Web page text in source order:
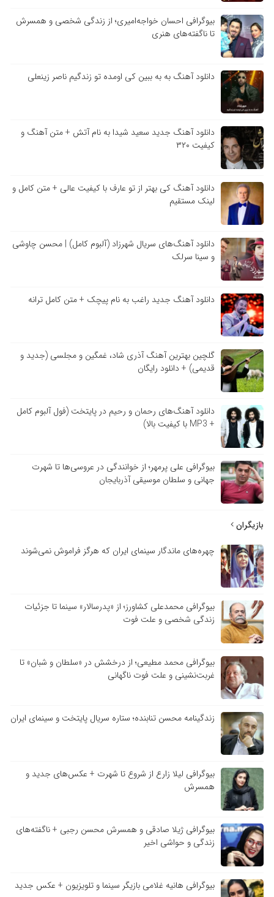
بیوگرافی احسان خواجه‌امیری؛ از زندگی شخصی و همسرش
تا ناگفته‌های هنری
دانلود آهنگ به به ببین کی اومده تو زندگیم ناصر زینعلی
دانلود آهنگ جدید سعید شیدا به نام آتش + متن آهنگ و
کیفیت ۳۲۰
دانلود آهنگ کی بهتر از تو عارف با کیفیت عالی + متن کامل و
لینک مستقیم
دانلود آهنگ‌های سریال شهرزاد (آلبوم کامل) | محسن چاوشی
و سینا سرلک
دانلود آهنگ جدید راغب به نام پیچک + متن کامل ترانه
گلچین بهترین آهنگ آذری شاد، غمگین و مجلسی (جدید و
قدیمی) + دانلود رایگان
دانلود آهنگ‌های رحمان و رحیم در پایتخت (فول آلبوم کامل
+ MP3 با کیفیت بالا)
بیوگرافی علی پرمهر؛ از خوانندگی در عروسی‌ها تا شهرت
جهانی و سلطان موسیقی آذربایجان
بازیگران
چهره‌های ماندگار سینمای ایران که هرگز فراموش نمی‌شوند
بیوگرافی محمدعلی کشاورز؛ از «پدرسالار» سینما تا جزئیات
زندگی شخصی و علت فوت
بیوگرافی محمد مطیعی؛ از درخشش در «سلطان و شبان» تا
غربت‌نشینی و علت فوت ناگهانی
زندگینامه محسن تنابنده؛ ستاره سریال پایتخت و سینمای ایران
بیوگرافی لیلا زارع از شروع تا شهرت + عکس‌های جدید و
همسرش
بیوگرافی ژیلا صادقی و همسرش محسن رجبی + ناگفته‌های
زندگی و حواشی اخیر
بیوگرافی هانیه غلامی بازیگر سینما و تلویزیون + عکس جدید